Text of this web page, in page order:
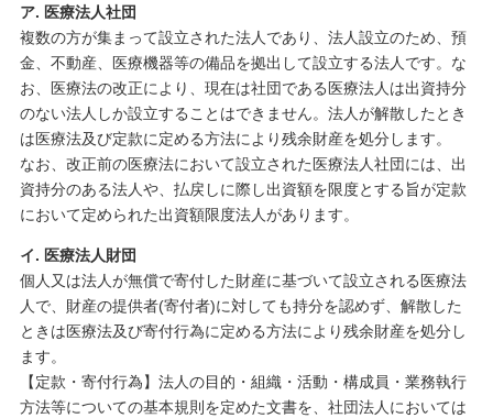
ア. 医療法人社団
複数の方が集まって設立された法人であり、法人設立のため、預
金、不動産、医療機器等の備品を拠出して設立する法人です。な
お、医療法の改正により、現在は社団である医療法人は出資持分
のない法人しか設立することはできません。法人が解散したとき
は医療法及び定款に定める方法により残余財産を処分します。
なお、改正前の医療法において設立された医療法人社団には、出
資持分のある法人や、払戻しに際し出資額を限度とする旨が定款
において定められた出資額限度法人があります。
イ. 医療法人財団
個人又は法人が無償で寄付した財産に基づいて設立される医療法
人で、財産の提供者(寄付者)に対しても持分を認めず、解散した
ときは医療法及び寄付行為に定める方法により残余財産を処分し
ます。
【定款・寄付行為】法人の目的・組織・活動・構成員・業務執行
方法等についての基本規則を定めた文書を、社団法人においては